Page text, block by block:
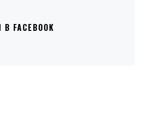
FACEBOOK